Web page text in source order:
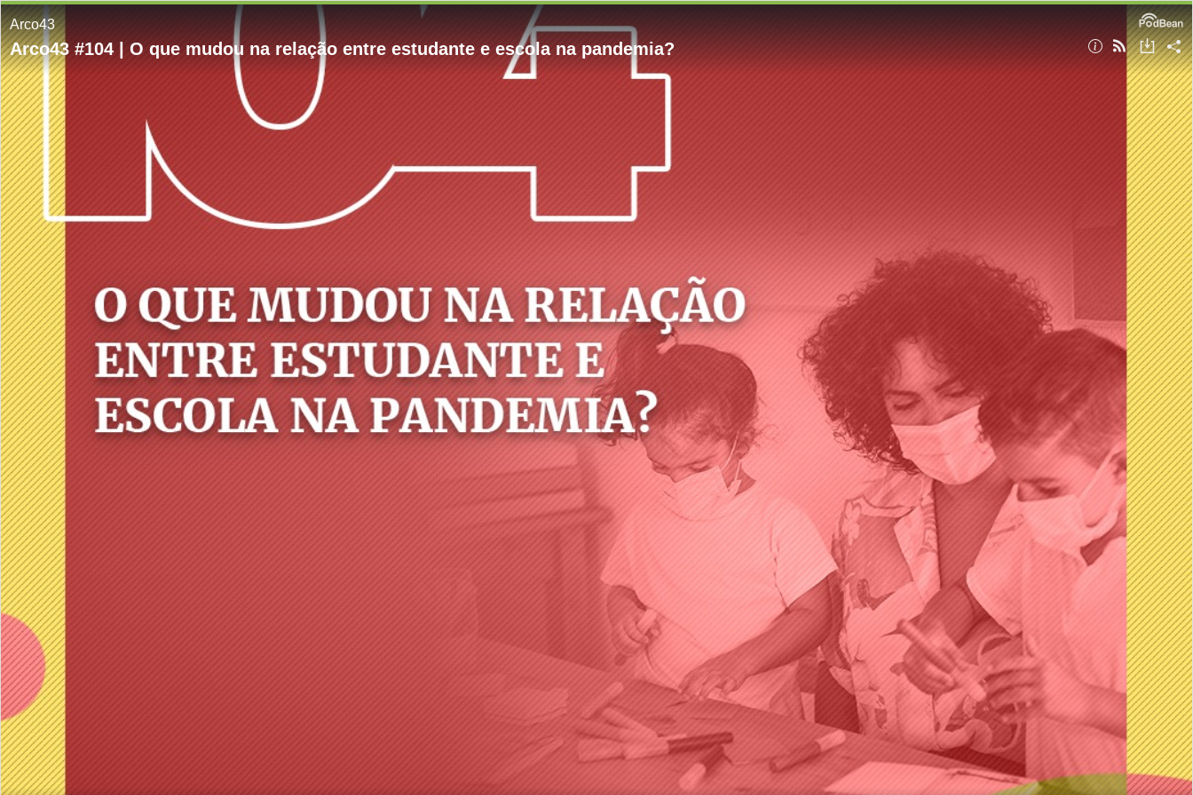
Arco43
Arco43 #104 | O que mudou na relação entre estudante e escola na pandemia?